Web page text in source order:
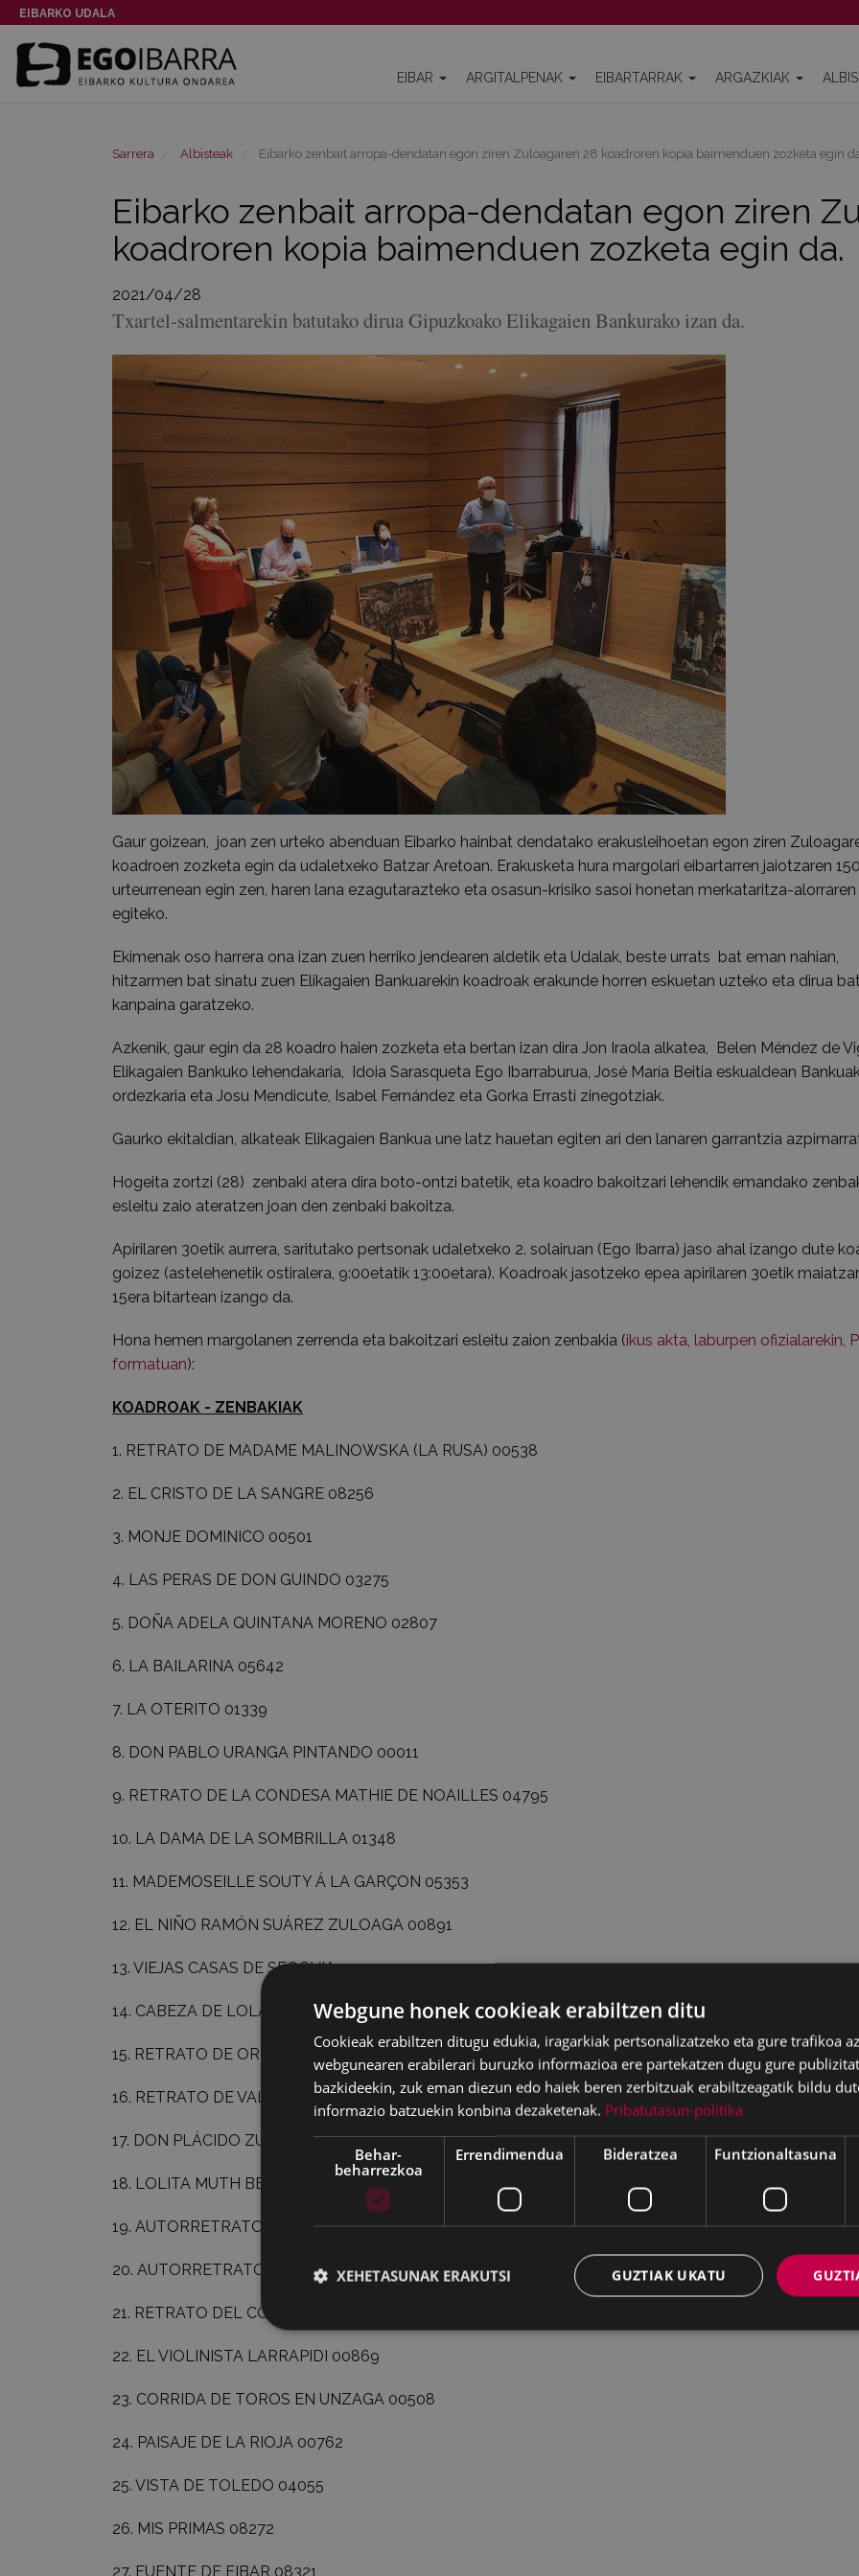
EIBARKO UDALA
EIBAR ARGITALPENAK EIBARTARRAK ARGAZKIAK
Sarrera Albisteak Eibarko zenbait arropa-dendatan egon ziren Zuloagaren 28 koadroren kopia baimenduen zozketa egin
Eibarko zenbait arropa-dendatan egon ziren
koadroren kopia baimenduen zozketa egin da.
2021/04/28
Txartel-salmentarekin batutako dirua Gipuzkoako Elikagaien Bankurako izan da.
Gaur goizean, joan zen urteko abenduan Eibarko hainbat dendatako erakusleihoetan egon ziren
koadroen zozketa egin da udaletxeko Batzar Aretoan. Erakusketa hura margolari eibartarren jaiotzaren
urteurrenean egin zen, haren lana ezagutarazteko eta osasun-krisiko sasoi honetan merkataritza-
egiteko.
Ekimenak oso harrera ona izan zuen herriko jendearen aldetik eta Udalak, beste urrats bat eman nahian,
hitzarmen bat sinatu zuen Elikagaien Bankuarekin koadroak erakunde horren eskuetan uzteko eta dirua
kanpaina garatzeko.
Azkenik, gaur egin da 28 koadro haien zozketa eta bertan izan dira Jon Iraola alkatea, Belen Méndez de
Elikagaien Bankuko lehendakaria, Idoia Sarasqueta Ego Ibarraburua, José María Beitia eskualdean
ordezkaria eta Josu Mendicute, Isabel Fernández eta Gorka Errasti zinegotziak.
Gaurko ekitaldian, alkateak Elikagaien Bankua une latz hauetan egiten ari den lanaren garrantzia
Hogeita zortzi (28) zenbaki atera dira boto-ontzi batetik, eta koadro bakoitzari lehendik emandako
esleitu zaio ateratzen joan den zenbaki bakoitza.
Apirilaren 30etik aurrera, saritutako pertsonak udaletxeko 2. solairuan (Ego Ibarra) jaso ahal izango dute
goizez (astelehenetik ostiralera, 9:00etatik 13:00etara). Koadroak jasotzeko epea apirilaren 30etik
15era bitartean izango da.
Hona hemen margolanen zerrenda eta bakoitzari esleitu zaion zenbakia (ikus akta, laburpen ofizialarekin,
formatuan):
KOADROAK - ZENBAKIAK
1. RETRATO DE MADAME MALINOWSKA (LA RUSA) 00538
2. EL CRISTO DE LA SANGRE 08256
3. MONJE DOMINICO 00501
4. LAS PERAS DE DON GUINDO 03275
5. DOÑA ADELA QUINTANA MORENO 02807
6. LA BAILARINA 05642
7. LA OTERITO 01339
8. DON PABLO URANGA PINTANDO 00011
9. RETRATO DE LA CONDESA MATHIE DE NOAILLES 04795
10. LA DAMA DE LA SOMBRILLA 01348
11. MADEMOSEILLE SOUTY Á LA GARÇON 05353
12. EL NIÑO RAMÓN SUÁREZ ZULOAGA 00891
13. VIEJAS CASAS DE SEGOVIA05501
14. CABEZA DE LOLA 00883
15. RETRATO DE ORTEGA Y GASSET
16. RETRATO DE VALENTINE DETHOMAS00058
17. DON PLÁCIDO ZULOAGA EN SU TALLER00080
18. LOLITA MUTH BEN MAACHA
19. AUTORRETRATO DE IGNACIO ZULOAGA DE CAZADOR02759
20. AUTORRETRATO 06001
21. RETRATO DEL CONDE DE CAMPO ALEGRE
22. EL VIOLINISTA LARRAPIDI 00869
23. CORRIDA DE TOROS EN UNZAGA 00508
24. PAISAJE DE LA RIOJA 00762
25. VISTA DE TOLEDO 04055
26. MIS PRIMAS 08272
27. FUENTE DE EIBAR 08321
Webgune honek cookieak erabiltzen ditu
Cookieak erabiltzen ditugu edukia, iragarkiak pertsonalizatzeko eta gure trafikoa
webgunearen erabilerari buruzko informazioa ere partekatzen dugu gure
bazkideekin, zuk eman diezun edo haiek beren zerbitzuak erabiltzeagatik bildu
informazio batzuekin konbina dezaketenak. Pribatutasun-politika
Behar-
beharrezkoa
Errendimendua Bideratzea Funtzionaltasuna
GUZTIAK UKATU
XEHETASUNAK ERAKUTSI